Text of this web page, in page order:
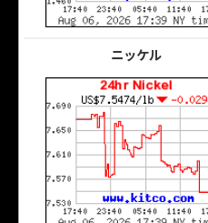
ニッケル